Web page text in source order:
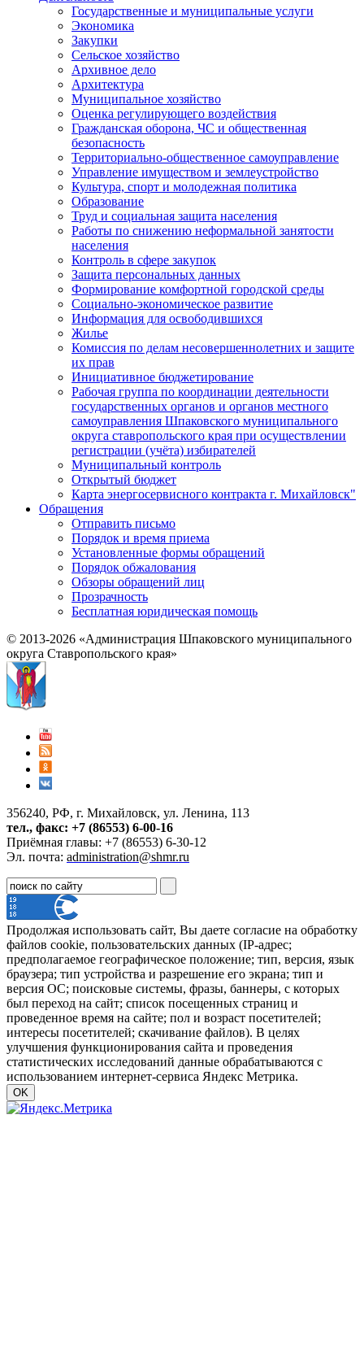
Государственные и муниципальные услуги
Экономика
Закупки
Сельское хозяйство
Архивное дело
Архитектура
Муниципальное хозяйство
Оценка регулирующего воздействия
Гражданская оборона, ЧС и общественная
безопасность
Территориально-общественное самоуправление
Управление имуществом и землеустройство
Культура, спорт и молодежная политика
Образование
Труд и социальная защита населения
Работы по снижению неформальной занятости
населения
Контроль в сфере закупок
Защита персональных данных
Формирование комфортной городской среды
Социально-экономическое развитие
Информация для освободившихся
Жилье
Комиссия по делам несовершеннолетних и защите
их прав
Инициативное бюджетирование
Рабочая группа по координации деятельности
государственных органов и органов местного
самоуправления Шпаковского муниципального
округа ставропольского края при осуществлении
регистрации (учёта) избирателей
Муниципальный контроль
Открытый бюджет
Карта энергосервисного контракта г. Михайловск"
Обращения
Отправить письмо
Порядок и время приема
Установленные формы обращений
Порядок обжалования
Обзоры обращений лиц
Прозрачность
Бесплатная юридическая помощь
© 2013-2026 «Администрация Шпаковского муниципального
округа Ставропольского края»
356240, РФ, г. Михайловск, ул. Ленина, 113
тел., факс: +7 (86553) 6-00-16
Приёмная главы: +7 (86553) 6-30-12
Эл. почта: administration@shmr.ru
Продолжая использовать сайт, Вы даете согласие на обработку
файлов cookie, пользовательских данных (IP-адрес;
предполагаемое географическое положение; тип, версия, язык
браузера; тип устройства и разрешение его экрана; тип и
версия ОС; поисковые системы, фразы, баннеры, с которых
был переход на сайт; список посещенных страниц и
проведенное время на сайте; пол и возраст посетителей;
интересы посетителей; скачивание файлов). В целях
улучшения функционирования сайта и проведения
статистических исследований данные обрабатываются с
использованием интернет-сервиса Яндекс Метрика.
OK